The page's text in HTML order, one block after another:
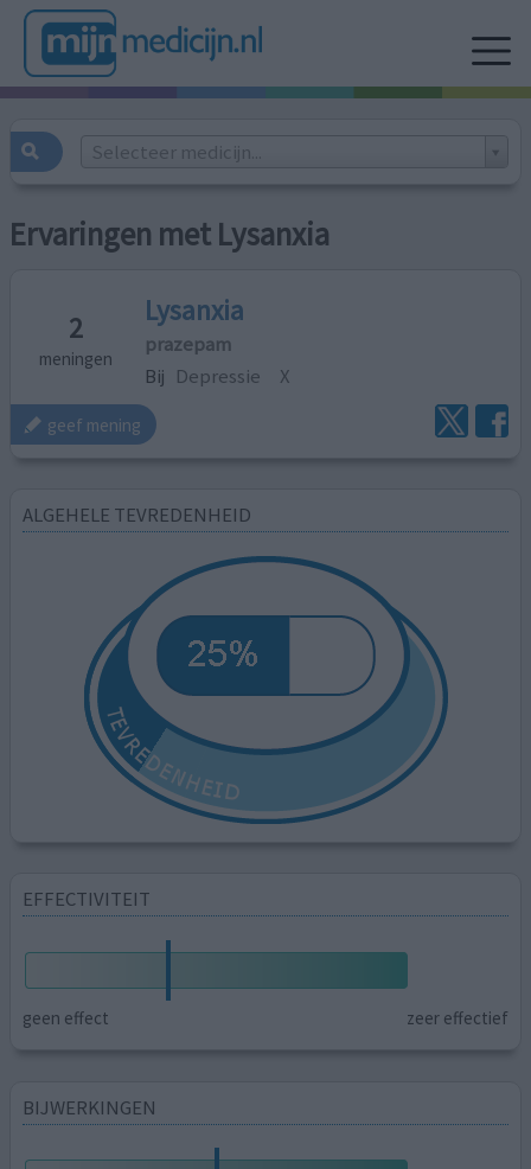
Selecteer medicijn...
Ervaringen met Lysanxia
2
meningen
Lysanxia
prazepam
Bij Depressie X
geef mening
ALGEHELE TEVREDENHEID
EFFECTIVITEIT
geen effect zeer effectief
BIJWERKINGEN